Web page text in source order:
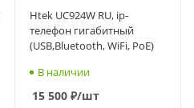
Htek UC924W RU, ip-
телефон гигабитный
(USB,Bluetooth, WiFi, PoE)
В наличии
15 500₽/шт